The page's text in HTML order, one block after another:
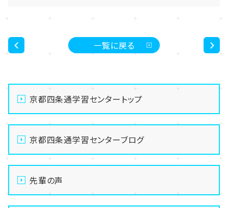
一覧に戻る
京都四条通学習センタートップ
京都四条通学習センターブログ
先輩の声